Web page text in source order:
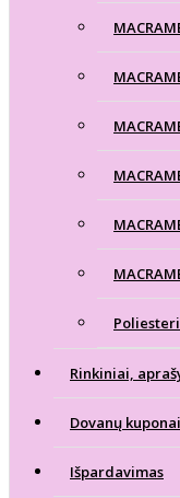
Rinkiniai,
Dovanų kuponai
Išpardavimas